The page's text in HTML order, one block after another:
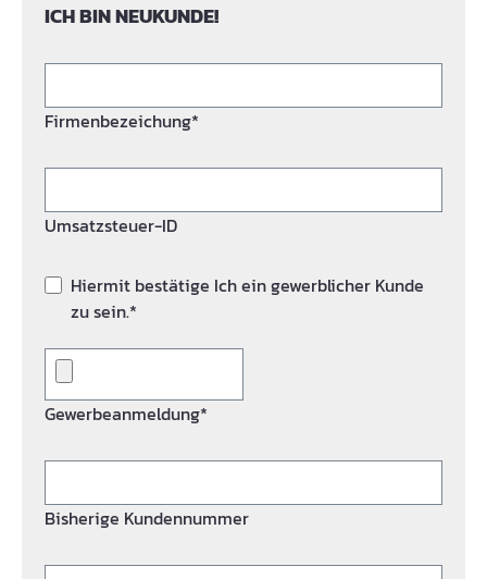
ICH BIN NEUKUNDE!
Firmenbezeichung*
Umsatzsteuer-ID
Hiermit bestätige Ich ein gewerblicher Kunde
zu sein.*
Gewerbeanmeldung*
Bisherige Kundennummer